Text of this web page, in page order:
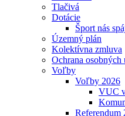
Tlačivá
Dotácie
Šport nás
Územný plán
Kolektívna zmluva
Ochrana osobných
Voľby
Voľby 2026
VUC
Referendum